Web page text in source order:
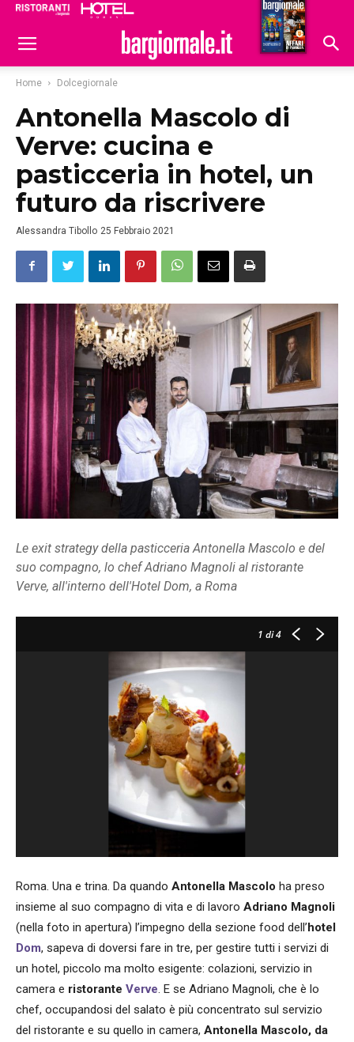
Hoteldomani
Home Dolcegiornale
Antonella Mascolo di
Verve: cucina e
pasticceria in hotel, un
futuro da riscrivere
Alessandra Tibollo 25 Febbraio 2021
Le exit strategy della pasticceria Antonella Mascolo e del
suo compagno, lo chef Adriano Magnoli al ristorante
Verve, all'interno dell'Hotel Dom, a Roma
1 di 4
Roma. Una e trina. Da quando Antonella Mascolo ha preso
insieme al suo compagno di vita e di lavoro Adriano Magnoli
(nella foto in apertura) l’impegno della sezione food dell’hotel
Dom, sapeva di doversi fare in tre, per gestire tutti i servizi di
un hotel, piccolo ma molto esigente: colazioni, servizio in
camera e ristorante Verve. E se Adriano Magnoli, che è lo
chef, occupandosi del salato è più concentrato sul servizio
del ristorante e su quello in camera, Antonella Mascolo, da